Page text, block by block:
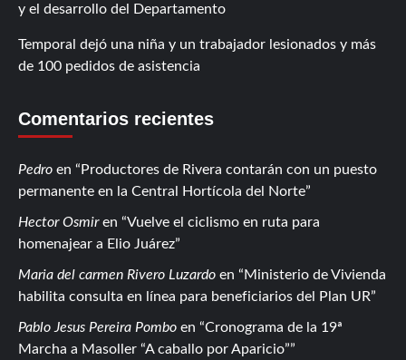
y el desarrollo del Departamento
Temporal dejó una niña y un trabajador lesionados y más
de 100 pedidos de asistencia
Comentarios recientes
Pedro en
Productores de Rivera contarán con un puesto
permanente en la Central Hortícola del Norte
Hector Osmiren
Vuelve el ciclismo en ruta para
homenajear a Elio Juárez
Maria del carmen Rivero Luzardo en
Ministerio de Vivienda
habilita consulta en línea para beneficiarios del Plan UR
Pablo Jesus Pereira Pombo en
Cronograma de la 19ª
Marcha a Masoller “A caballo por Aparicio”